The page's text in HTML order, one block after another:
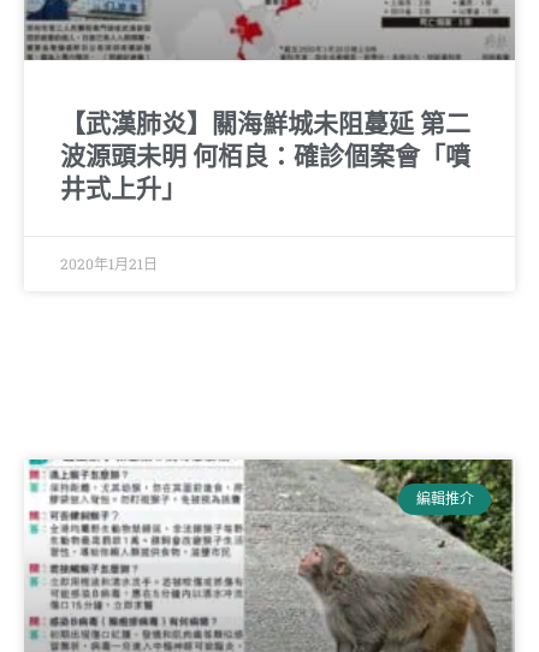
【武漢肺炎】關海鮮城未阻蔓延 第二
波源頭未明 何栢良：確診個案會「噴
井式上升」
2020年1月21日
編輯推介